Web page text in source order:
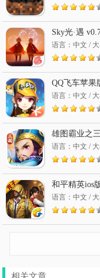
Sky光·遇
语言：中文 /
QQ飞车苹果
语言：中文 /
雄图霸业之
苹果版 v2.0
语言：中文 /
和平精英ios
语言：中文 /
相关文章